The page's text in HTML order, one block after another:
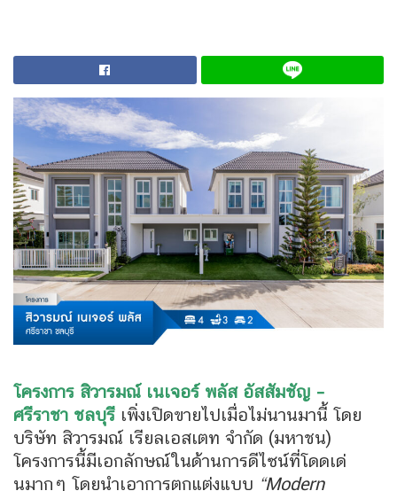
โครงการ สิวารมณ์ เนเจอร์ พลัส อัสสัมชัญ –
ศรีราชา ชลบุรี เพิ่งเปิดขายไปเมื่อไม่นานมานี้ โดย
บริษัท สิวารมณ์ เรียลเอสเตท จำกัด (มหาชน)
โครงการนี้มีเอกลักษณ์ในด้านการดีไซน์ที่โดดเด่
นมากๆ โดยนำเอาการตกแต่งแบบ “Modern